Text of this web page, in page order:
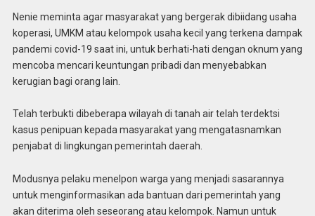
Nenie meminta agar masyarakat yang bergerak dibiidang usaha
koperasi, UMKM atau kelompok usaha kecil yang terkena dampak
pandemi covid-19 saat ini, untuk berhati-hati dengan oknum yang
mencoba mencari keuntungan pribadi dan menyebabkan
kerugian bagi orang lain.
Telah terbukti dibeberapa wilayah di tanah air telah terdektsi
kasus penipuan kepada masyarakat yang mengatasnamkan
penjabat di lingkungan pemerintah daerah.
Modusnya pelaku menelpon warga yang menjadi sasarannya
untuk menginformasikan ada bantuan dari pemerintah yang
akan diterima oleh seseorang atau kelompok. Namun untuk